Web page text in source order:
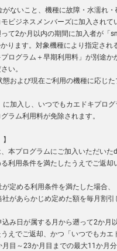
ないこと、機種に故障・水濡れ
ビジネスメンバーズに加入され
て2か月以内の期間に加入者が「
ります。対象機種により指定され
ログラム＋早期利用料」が別途
い。
および現在ご利用の機種に応じ
加入し、いつでもカエドキプロ
ラム利用料が免除されます。
本プログラムにご加入いただい
利用条件を満たしたうえでご返
定める利用条件を満たした場合
があらかじめ定めた額を毎月割
み日が属する月から遡って2か
えでご返却、かつ「いつでもカ
目～23か月目までの最大11か月